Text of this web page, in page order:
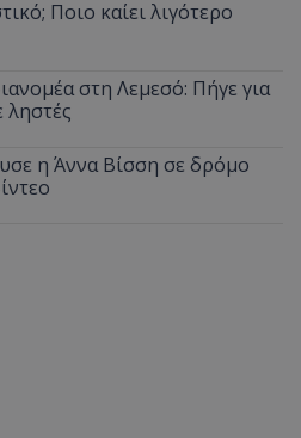
Ποιο καίει λιγότερο
στη Λεμεσό: Πήγε για
ληστές
η Άννα Βίσση σε δρόμο